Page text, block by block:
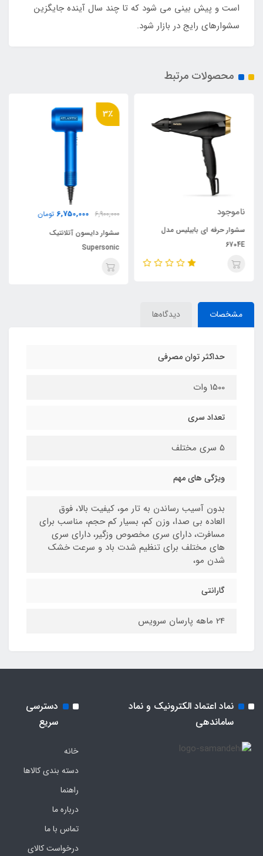
است و پیش بینی می شود که تا چند سال آینده جایگزین
سشوارهای رایج در بازار شود.
محصولات مرتبط
ناموجود
سشوار حرفه ای بابیلیس مدل
6704E
3٪
6,900,000
6,750,000 تومان
سشوار دایسون آتلانتیک
Supersonic
مشخصات دیدگاه‌ها
حداکثر توان مصرفی
1500 وات
تعداد سری
5 سری مختلف
ویژگی های مهم
بدون آسیب رساندن به تار مو، کیفیت بالا، فوق
العاده بی صدا، وزن کم، بسیار کم حجم، مناسب برای
مسافرت، دارای سری مخصوص وزگیر، دارای سری
های مختلف برای تنظیم شدت باد و سرعت خشک
شدن مو،
گارانتی
24 ماهه پارسان سرویس
نماد اعتماد الکترونیک و نماد
ساماندهی
دسترسی
سریع
خانه
دسته بندی کالاها
راهنما
درباره ما
تماس با ما
درخواست کالای